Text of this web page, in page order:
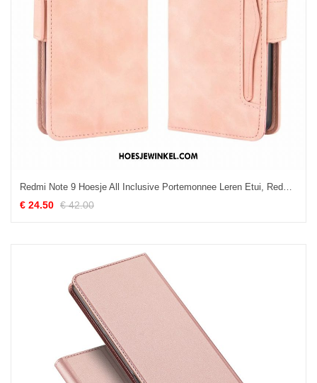
Redmi Note 9 Hoesje All Inclusive Portemonnee Leren Etui, Redmi Note 9 Hoesje Mobiele Telefoon Zacht Beige
€ 24.50 € 42.00